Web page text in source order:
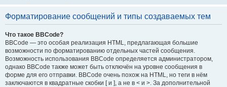
Форматирование сообщений и типы создаваемых тем
Что такое BBCode?
BBCode — это особая реализация HTML, предлагающая большие
возможности по форматированию отдельных частей сообщения.
Возможность использования BBCode определяется администратором,
однако BBCode также может быть отключён на уровне сообщения в
форме для его отправки. BBCode очень похож на HTML, но теги в нём
заключаются в квадратные скобки [ и ], а не в < и >. За дополнительной